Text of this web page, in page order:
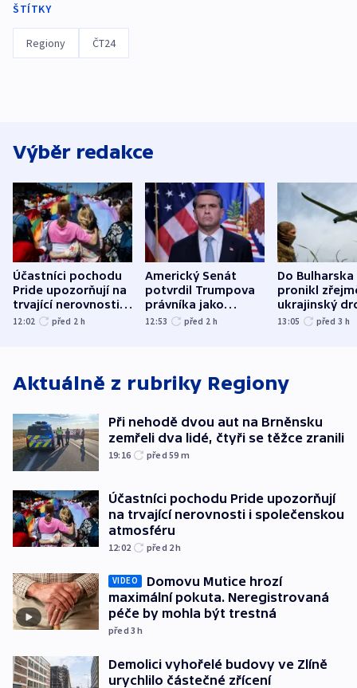
ŠTÍTKY
Regiony ČT24
Výběr redakce
Účastníci pochodu
Pride upozorňují na
trvající nerovnosti i
společenskou
12:02 před 2 h
Americký Senát
potvrdil Trumpova
právníka jako
ministra
12:53 před 2 h
Do Bulharska
pronikl
ukrajinský
explodoval
13:05 před 3 h
Aktuálně z rubriky Regiony
Při nehodě dvou aut na Brněnsku
zemřeli dva lidé, čtyři se těžce zranili
19:16 před 59 m
Účastníci pochodu Pride upozorňují
na trvající nerovnosti i společenskou
atmosféru
12:02 před 2h
VIDEO
Domovu Mutice hrozí
maximální pokuta. Neregistrovaná
péče by mohla být trestná
před 3h
Demolici vyhořelé budovy ve Zlíně
urychlilo částečné zřícení